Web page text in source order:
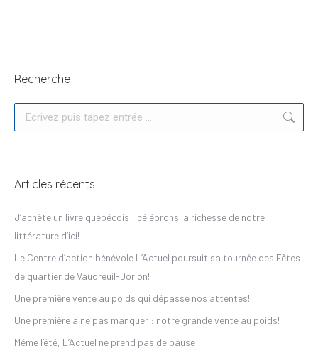
Recherche
Recherche
Articles récents
J’achète un livre québécois : célébrons la richesse de notre
littérature d’ici!
Le Centre d’action bénévole L’Actuel poursuit sa tournée des Fêtes
de quartier de Vaudreuil-Dorion!
Une première vente au poids qui dépasse nos attentes!
Une première à ne pas manquer : notre grande vente au poids!
Même l’été, L’Actuel ne prend pas de pause